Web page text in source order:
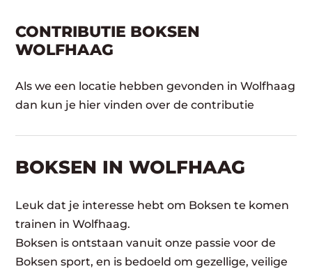
CONTRIBUTIE BOKSEN
WOLFHAAG
Als we een locatie hebben gevonden in Wolfhaag
dan kun je hier vinden over de contributie
BOKSEN IN WOLFHAAG
Leuk dat je interesse hebt om Boksen te komen
trainen in Wolfhaag.
Boksen is ontstaan vanuit onze passie voor de
Boksen sport, en is bedoeld om gezellige, veilige